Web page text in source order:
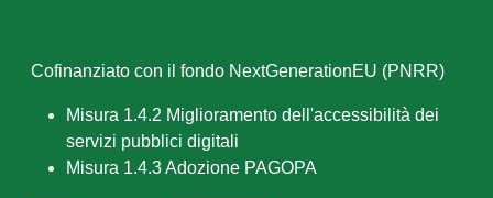
Cofinanziato con il fondo NextGenerationEU (PNRR)
Misura 1.4.2 Miglioramento dell'accessibilità dei
servizi pubblici digitali
Misura 1.4.3 Adozione PAGOPA